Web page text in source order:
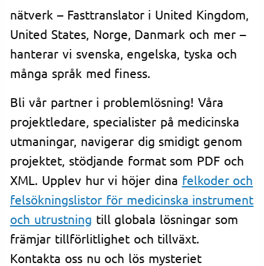
nätverk – Fasttranslator i United Kingdom,
United States, Norge, Danmark och mer –
hanterar vi svenska, engelska, tyska och
många språk med finess.
Bli vår partner i problemlösning! Våra
projektledare, specialister på medicinska
utmaningar, navigerar dig smidigt genom
projektet, stödjande format som PDF och
XML. Upplev hur vi höjer dina felkoder och
felsökningslistor för medicinska instrument
och utrustning till globala lösningar som
främjar tillförlitlighet och tillväxt.
Kontakta oss nu och lös mysteriet